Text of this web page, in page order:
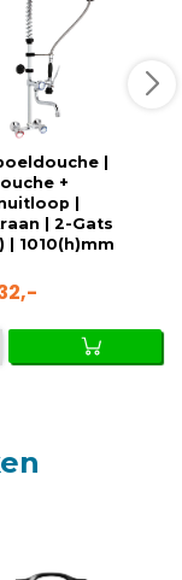
|
+
|
| 2-Gats
| 1010(h)mm